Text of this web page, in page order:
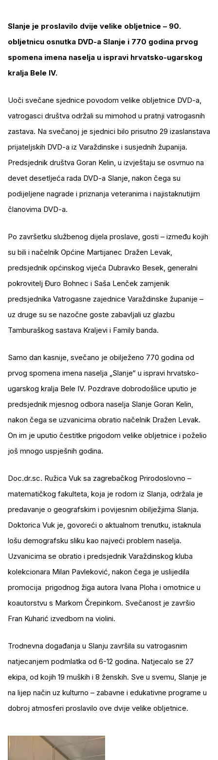
Slanje je proslavilo dvije velike obljetnice – 90.
obljetnicu osnutka DVD-a Slanje i 770 godina prvog
spomena imena naselja u ispravi hrvatsko-ugarskog
kralja Bele IV.
Uoči svečane sjednice povodom velike obljetnice DVD-a,
vatrogasci društva održali su mimohod u pratnji vatrogasnih
zastava. Na svečanoj je sjednici bilo prisutno 29 izaslanstava
prijateljskih DVD-a iz Varaždinske i susjednih županija.
Predsjednik društva Goran Kelin, u izvještaju se osvrnuo na
devet desetljeća rada DVD-a Slanje, nakon čega su
podijeljene nagrade i priznanja veteranima i najistaknutijim
članovima DVD-a.
Po završetku službenog dijela proslave, gosti – između kojih
su bili i načelnik Općine Martijanec Dražen Levak,
predsjednik općinskog vijeća Dubravko Besek, generalni
pokrovitelj Đuro Bohnec i Saša Lenček zamjenik
predsjednika Vatrogasne zajednice Varaždinske županije –
uz druge su se nazočne goste zabavljali uz glazbu
Tamburaškog sastava Kraljevi i Family banda.
Samo dan kasnije, svečano je obilježeno 770 godina od
prvog spomena imena naselja „Slanje“ u ispravi hrvatsko-
ugarskog kralja Bele IV. Pozdrave dobrodošlice uputio je
predsjednik mjesnog odbora naselja Slanje Goran Kelin,
nakon čega se uzvanicima obratio načelnik Dražen Levak.
On im je uputio čestitke prigodom velike obljetnice i poželio
još mnogo uspješnih godina.
Doc.dr.sc. Ružica Vuk sa zagrebačkog Prirodoslovno –
matematičkog fakulteta, koja je rodom iz Slanja, održala je
predavanje o geografskim i povijesnim obilježjima Slanja.
Doktorica Vuk je, govoreći o aktualnom trenutku, istaknula
lošu demografsku sliku kao najveći problem naselja.
Uzvanicima se obratio i predsjednik Varaždinskog kluba
kolekcionara Milan Pavleković, nakon čega je uslijedila
promocija prigodnog žiga autora Ivana Ploha i omotnice u
koautorstvu s Markom Črepinkom. Svečanost je završio
Fran Kuharić izvedbom na violini.
Trodnevna događanja u Slanju završila su vatrogasnim
natjecanjem podmlatka od 6-12 godina. Natjecalo se 27
ekipa, od kojih 19 muških i 8 ženskih. Sve u svemu, Slanje je
na lijep način uz kulturno – zabavne i edukativne programe u
dobroj atmosferi proslavilo ove dvije velike obljetnice.